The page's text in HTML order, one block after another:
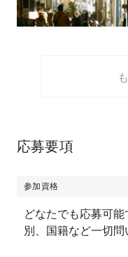
応募要項
参加資格
どなたでも応募可
別、国籍など一切問